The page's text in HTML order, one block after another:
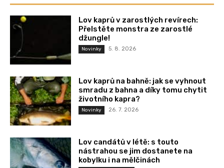
Lov kaprů v zarostlých revírech:
Přelstěte monstra ze zarostlé
džungle!
Novinky 5. 8. 2026
Lov kaprů na bahně: jak se vyhnout
smradu z bahna a díky tomu chytit
životního kapra?
Novinky 26. 7. 2026
Lov candátů v létě: s touto
nástrahou se jim dostanete na
kobylku i na mělčinách